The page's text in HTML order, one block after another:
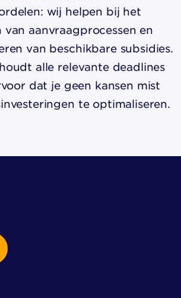
wij helpen bij het
van aanvraagprocessen en
van beschikbare subsidies.
alle relevante deadlines
dat je geen kansen mist
te optimaliseren.